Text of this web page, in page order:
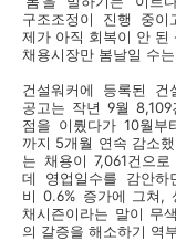
구조조정이 진행 중이
제가 아직 회복이 안 된
채용시장만 봄날일 수
건설워커에 등록된 건
공고는 작년 9월 8,109
점을 이뤘다가 10월부
까지 5개월 연속 감소
는 채용이 7,061건으로
데 영업일수를 감안하
비 0.6% 증가에 그쳐,
채시즌이라는 말이 무
의 갈증을 해소하기 역